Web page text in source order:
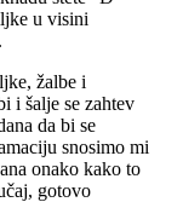
u visini
žalbe i
i šalje se zahtev
da bi se
snosimo mi
onako kako to
gotovo